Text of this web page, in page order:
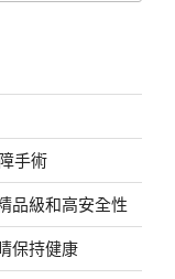
手術
品級和高安全性
保持健康